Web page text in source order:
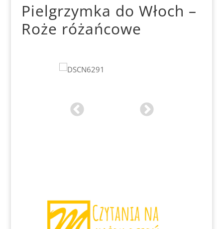
Pielgrzymka do Włoch –
Roże różańcowe